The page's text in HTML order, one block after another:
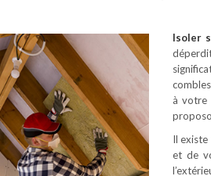
Isoler
à votre
Il
et de